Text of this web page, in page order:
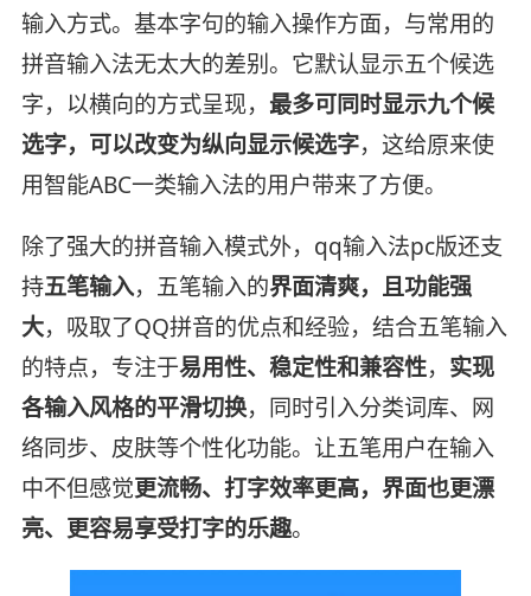
输入方式。基本字句的输入操作方面，与常用的
拼音输入法无太大的差别。它默认显示五个候选
字，以横向的方式呈现， 最多可同时显示九个候
选字，可以改变为纵向显示候选字，这给原来使
用智能ABC一类输入法的用户带来了方便。
除了强大的拼音输入模式外，qq输入法pc版还支
持五笔输入，五笔输入的界面清爽，且功能强
大，吸取了QQ拼音的优点和经验，结合五笔输入
的特点，专注于易用性、稳定性和兼容性， 实现
各输入风格的平滑切换，同时引入分类词库、网
络同步、皮肤等个性化功能。让五笔用户在输入
中不但感觉更流畅、打字效率更高，界面也更漂
亮、更容易享受打字的乐趣。